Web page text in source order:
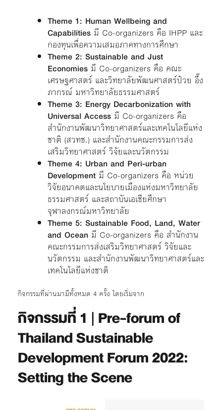
Theme 1: Human Wellbeing and
Capabilitiesมี Co-organizers คือ IHPP และ
กองทุนเพื่อความเสมอภาคทางการศึกษา
Theme 2: Sustainable and Just
Economiesมี Co-organizers คือ คณะ
เศรษฐศาสตร์ และวิทยาลัยพัฒนศาสตร์ป๋วย อึ๊ง
ภากรณ์ มหาวิทยาลัยธรรมศาสตร์
Theme 3: Energy Decarbonization with
Universal Accessมี Co-organizers คือ
สำนักงานพัฒนาวิทยาศาสตร์และเทคโนโลยีแห่ง
ชาติ (สวทช.) และสำนักงานคณะกรรมการส่ง
เสริมวิทยาศาสตร์ วิจัยและนวัตกรรม
Theme 4: Urban and Peri-urban
Developmentมี Co-organizers คือ หน่วย
วิจัยอนาคตและนโยบายเมืองแห่งมหาวิทยาลัย
ธรรมศาสตร์ และสถาบันเอเชียศึกษา
จุฬาลงกรณ์มหาวิทยาลัย
Theme 5: Sustainable Food, Land, Water
and Ocean มี Co-organizers คือ สำนักงาน
คณะกรรมการส่งเสริมวิทยาศาสตร์ วิจัยและ
นวัตกรรม และสำนักงานพัฒนาวิทยาศาสตร์และ
เทคโนโลยีแห่งชาติ
กิจกรรมที่ผ่านมามีทั้งหมด 4 ครั้ง โดยเริ่มจาก
กิจกรรมที่ 1 | Pre-forum of
Thailand Sustainable
Development Forum 2022:
Setting the Scene